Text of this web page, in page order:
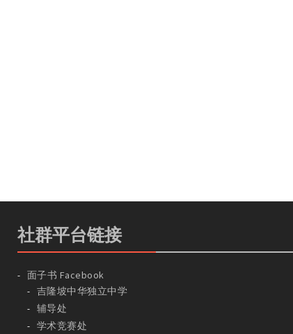
社群平台链接
面子书 Facebook
吉隆坡中华独立中学
辅导处
学术竞赛处